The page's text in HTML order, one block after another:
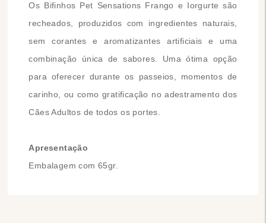
Os Bifinhos Pet Sensations Frango e Iorgurte são
recheados, produzidos com ingredientes naturais,
sem corantes e aromatizantes artificiais e uma
combinação única de sabores. Uma ótima opção
para oferecer durante os passeios, momentos de
carinho, ou como gratificação no adestramento dos
Cães Adultos de todos os portes.
Apresentação
Embalagem com 65gr.